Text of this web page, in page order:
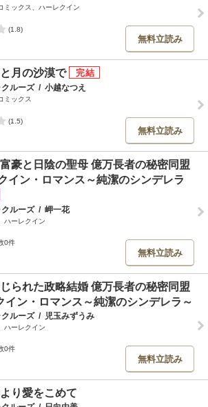
ミックス、ハーレクイン
(1.8)
無料立読み
月の沙漠で
ルーズ / 小越なつえ
ミックス
(1.5)
無料立読み
豪と日陰の聖母 億万長者の秘密同盟
イン・ロマンス～純潔のシンデレラ
ルーズ / 岬一花
ハーレクイン
0件
無料立読み
られた政略結婚 億万長者の秘密同盟
イン・ロマンス～純潔のシンデレラ～
ルーズ / 児玉みずうみ
ハーレクイン
0件
無料立読み
り愛をこめて